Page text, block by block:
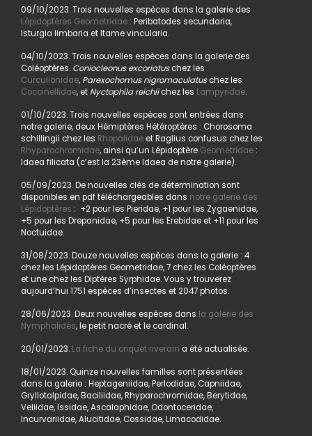
09/10/2023. Trois nouvelles espèces dans la galerie des
Lépidoptères Geometridae: Peribatodes secundaria,
Isturgia limbaria et Itame vincularia.
04/10/2023. Trois nouvelles espèces dans la galerie des
Coléoptères. Coniocleonus excoriatuschez les
Curculionidae, Parexochomus nigromaculatuschez les
Coccinellidae, et Nyctophila reichiichez les Lampyridae.
01/10/2023. Trois nouvelles espèces sont entrées dans
notre galerie, deux Hémiptères Hétéroptères : Chorosoma
schillingii chez les Rhopalidaeet Raglius confusus chez les
Rhyparochromidae, ainsi qu’un Lépidoptère Geometridae:
Idaea filicata (c’est la 23ème Idaea de notre galerie).
05/09/2023. De nouvelles clés de détermination sont
disponibles en pdf téléchargeables dans notre galerie des
Lépidoptères : +2 pour les Pieridae, +1 pour les Zygaenidae,
+5 pour les Drepanidae, +5 pour les Erebidae et +11 pour les
Noctuidae.
31/08/2023. Douze nouvelles espèces dans la galerie : 4
chez les Lépidoptères Geometridae, 7 chez les Coléoptères
et une chez les Diptères Syrphidae. Vous y trouverez
aujourd’hui 1751 espèces d’insectes et 2047 photos.
28/06/2023. Deux nouvelles espèces dans la galerie des
Nymphalidés, le petit nacré et le cardinal.
20/01/2023. La fiche du criquet riverain a été actualisée.
18/01/2023. Quinze nouvelles familles sont présentées
dans la galerie : Heptageniidae, Perlodidae, Capniidae,
Gryllotalpidae, Baciliidae, Rhyparochromidae, Berytidae,
Veliidae, Issidae, Ascalaphidae, Odontoceridae,
Incurvariidae, Alucitidae, Cossidae, Limacodidae.